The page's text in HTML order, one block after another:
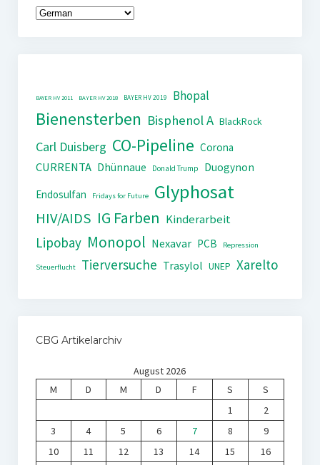
BAYER HV 2011 BAYER HV 2018 BAYER HV 2019 Bhopal
Bienensterben Bisphenol A BlackRock
Carl Duisberg CO-Pipeline Corona
CURRENTA Dhünnaue Donald Trump
Duogynon
Endosulfan
Fridays for Future Glyphosat
HIV/AIDS IG Farben Kinderarbeit
Lipobay Monopol Nexavar PCB Repression
Steuerflucht Tierversuche Trasylol UNEP Xarelto
CBG Artikelarchiv
August 2026
M
D M D F S
S
1
2
3
4 5 6 7 8
9
10
11 12 13 14 15
16